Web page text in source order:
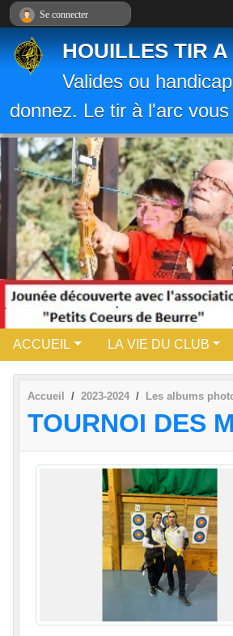
HOUILLES TIR
Valides ou
donnez. Le tir à l'arc
ACCUEIL LA VIE DU CLUB
Accueil 2023-2024 Les albums
TOURNOI DES
Se connecter
Panneau de gestion des cookies